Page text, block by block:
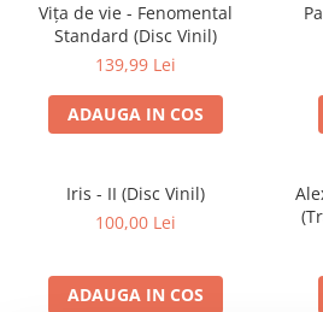
Vița de vie - Fenomental
Standard (Disc Vinil)
139,99 Lei
ADAUGA IN COS
Iris - II (Disc Vinil)
100,00 Lei
ADAUGA IN COS